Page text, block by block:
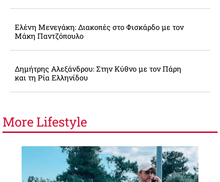
Ελένη Μενεγάκη: Διακοπές στο Φισκάρδο με τον
Μάκη Παντζόπουλο
Δημήτρης Αλεξάνδρου: Στην Κύθνο με τον Πάρη
και τη Ρία Ελληνίδου
More Lifestyle